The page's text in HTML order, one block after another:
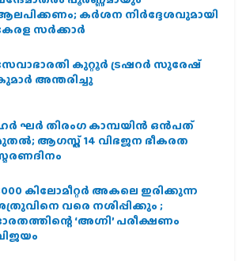
കർശന നിർദ്ദേശവുമായി
സർക്കാർ
കുറ്റൂർ ട്രഷറർ സുരേഷ്
അന്തരിച്ചു
ഘര്‍ തിരംഗ കാമ്പയിന്‍ ഒന്‍പത്
ആഗസ്ത് 14 വിഭജന ഭീകരത
കിലോമീറ്റർ അകലെ ഇരിക്കുന്ന
വരെ നശിപ്പിക്കും ;
‘അഗ്നി’ പരീക്ഷണം